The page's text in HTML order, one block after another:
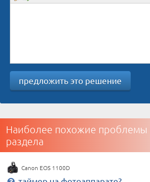
предложить это решение
Наиболее похожие проблемы
раздела
Canon EOS 1100D